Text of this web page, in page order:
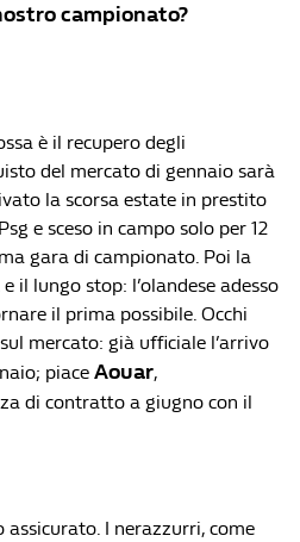
campionato?
è il recupero degli
del mercato di gennaio sarà
la scorsa estate in prestito
e sceso in campo solo per 12
gara di campionato. Poi la
il lungo stop: l’olandese adesso
il prima possibile. Occhi
mercato: già ufficiale l’arrivo
piace Aouar,
di contratto a giugno con il
I nerazzurri, come